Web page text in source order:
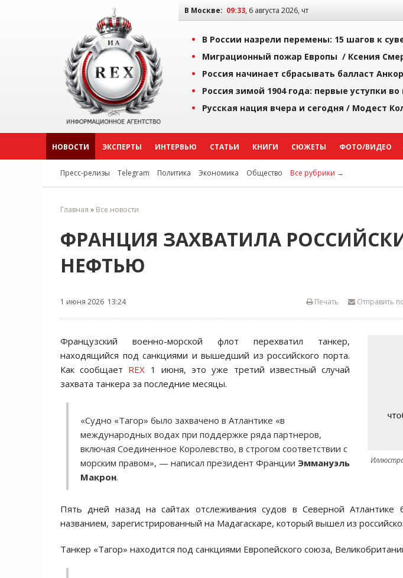
В Москве: 09:33, 6 августа 2026, чт
В России назрели перемены: 15 шагов к
Миграционный пожар Европы / Ксения
Россия начинает сбрасывать балласт
Россия зимой 1904 года: первые уступки
Русская нация вчера и сегодня / Модест
НОВОСТИ ЭКСПЕРТЫ ИНТЕРВЬЮ СТАТЬИ КНИГИ СЮЖЕТЫ ФОТО/ВИДЕО
Пресс-релизы Telegram Политика Экономика Общество Все рубрики →
Главная » Все новости
ФРАНЦИЯ ЗАХВАТИЛА
НЕФТЬЮ
1 июня 2026 13:24 Отправить
Печать
Французский военно-морской флот перехватил танкер,
находящийся под санкциями и вышедший из российского порта.
Как сообщает REX 1 июня, это уже третий известный случай
захвата танкера за последние месяцы.
«Судно «Тагор» было захвачено в Атлантике «в
международных водах при поддержке ряда партнеров,
включая Соединенное Королевство, в строгом соответствии с
морским правом», — написал президент Франции Эммануэль
Макрон.
Пять дней назад на сайтах отслеживания судов в Северной Атлантике
названием, зарегистрированный на Мадагаскаре, который вышел из
Танкер «Тагор» находится под санкциями Европейского союза,